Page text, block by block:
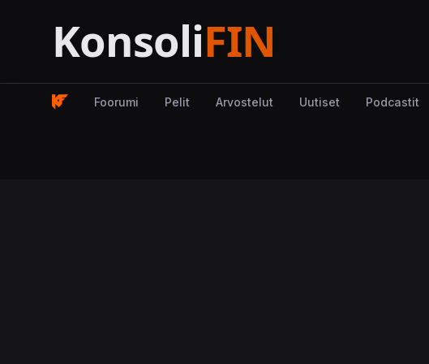
Foorumi Pelit Arvostelut Uutiset Podcastit